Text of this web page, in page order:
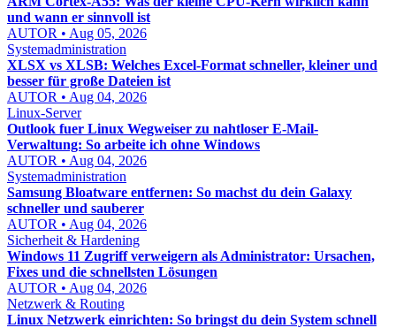
und wann er sinnvoll ist
AUTOR • Aug 05, 2026
Systemadministration
XLSX vs XLSB: Welches Excel-Format schneller, kleiner und
besser für große Dateien ist
AUTOR • Aug 04, 2026
Linux-Server
Outlook fuer Linux Wegweiser zu nahtloser E-Mail-
Verwaltung: So arbeite ich ohne Windows
AUTOR • Aug 04, 2026
Systemadministration
Samsung Bloatware entfernen: So machst du dein Galaxy
schneller und sauberer
AUTOR • Aug 04, 2026
Sicherheit & Hardening
Windows 11 Zugriff verweigern als Administrator: Ursachen,
Fixes und die schnellsten Lösungen
AUTOR • Aug 04, 2026
Netzwerk & Routing
Linux Netzwerk einrichten: So bringst du dein System schnell